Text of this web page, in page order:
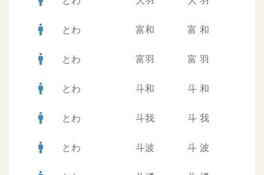
man とわ 富和 富 和
man とわ 富羽 富 羽
man とわ 斗和 斗 和
man とわ 斗我 斗 我
man とわ 斗波 斗 波